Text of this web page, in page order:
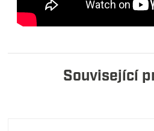
Související